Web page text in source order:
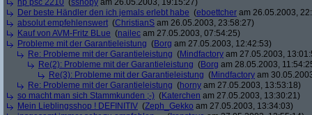
hp psc 2210 (ssnopy am 26.05.2003, 19:15:27)
Der beste Händler den ich jemals erlebt habe (eboettcher am 26.05.2003,
absolut empfehlenswert (ChristianS am 26.05.2003, 23:58:27)
Kauf von AVM-Fritz BLue (nailec am 27.05.2003, 07:54:25)
Probleme mit der Garantieleistung (Borg am 27.05.2003, 12:42:53)
Re: Probleme mit der Garantieleistung (Mindfactory am 27.05.2003,
Re(2): Probleme mit der Garantieleistung (Borg am 28.05.2003,
Re(3): Probleme mit der Garantieleistung (Mindfactory am
Re: Probleme mit der Garantieleistung (horny am 27.05.2003, 13:53:18)
so macht man sich Stammkunden ;-) (Katerchen am 27.05.2003, 13:30:21)
Mein Lieblingsshop ! DEFINITIV (Zeph_Gekko am 27.05.2003, 13:34:03)